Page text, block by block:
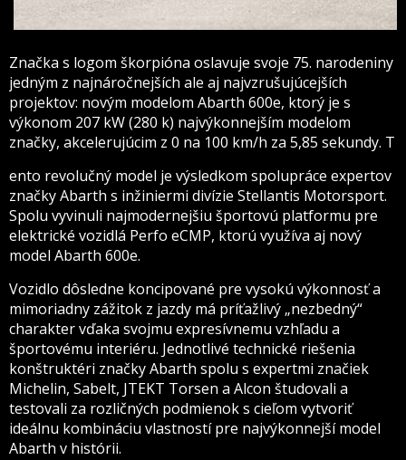
Značka s logom škorpióna oslavuje svoje 75. narodeniny
jedným z najnáročnejších ale aj najvzrušujúcejších
projektov: novým modelom Abarth 600e, ktorý je s
výkonom 207 kW (280 k) najvýkonnejším modelom
značky, akcelerujúcim z 0 na 100 km/h za 5,85 sekundy. T
ento revolučný model je výsledkom spolupráce expertov
značky Abarth s inžiniermi divízie Stellantis Motorsport.
Spolu vyvinuli najmodernejšiu športovú platformu pre
elektrické vozidlá Perfo eCMP, ktorú využíva aj nový
model Abarth 600e.
Vozidlo dôsledne koncipované pre vysokú výkonnosť a
mimoriadny zážitok z jazdy má príťažlivý „nezbedný“
charakter vďaka svojmu expresívnemu vzhľadu a
športovému interiéru. Jednotlivé technické riešenia
konštruktéri značky Abarth spolu s expertmi značiek
Michelin, Sabelt, JTEKT Torsen a Alcon študovali a
testovali za rozličných podmienok s cieľom vytvoriť
ideálnu kombináciu vlastností pre najvýkonnejší model
Abarth v histórii.